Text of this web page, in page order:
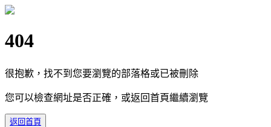
404
很抱歉，找不到您要瀏覽的部落格或已被刪除
您可以檢查網址是否正確，或返回首頁繼續瀏覽
返回首頁